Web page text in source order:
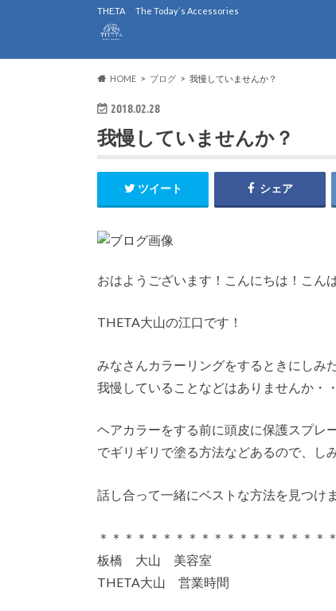
THE.TA The Today`s Accessories
HOME ブログ 我慢していませんか？
2018.02.28
我慢していませんか？
ツイート シェア
おはようございます！こんにちは！こん
THETA大山の江口です！
みなさんカラーリングをするときにしみ
我慢していることなどはありませんか・
ヘアカラーをする前に頭皮に保護スプレ
でギリギリで塗る方法などあるので、し
話し合って一緒にベストな方法を見つけ
＊＊＊＊＊＊＊＊＊＊＊＊＊＊＊＊＊＊＊
板橋 大山 美容室
THETA大山 営業時間